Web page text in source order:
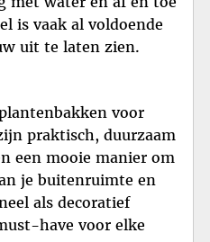
is vaak al voldoende
uit te laten zien.
voor
praktisch, duurzaam
een mooie manier om
je buitenruimte en
als decoratief
have voor elke